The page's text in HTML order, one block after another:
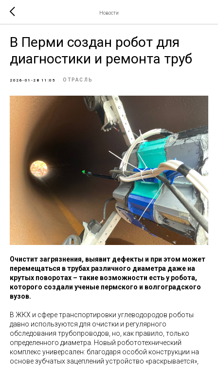
Новости
В Перми создан робот для
диагностики и ремонта труб
2026-01-28 11:05 ОТРАСЛЬ
Очистит загрязнения, выявит дефекты и при этом может
перемещаться в трубах различного диаметра даже на
крутых поворотах – такие возможности есть у робота,
которого создали ученые пермского и волгоградского
вузов.
В ЖКХ и сфере транспортировки углеводородов роботы
давно используются для очистки и регулярного
обследования трубопроводов, но, как правило, только
определенного диаметра. Новый робототехнический
комплекс универсален: благодаря особой конструкции на
основе зубчатых зацеплений устройство «раскрывается»,